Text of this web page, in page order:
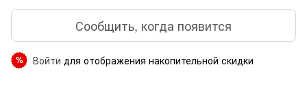
Сообщить, когда появится
% Войти для отображения накопительной скидки